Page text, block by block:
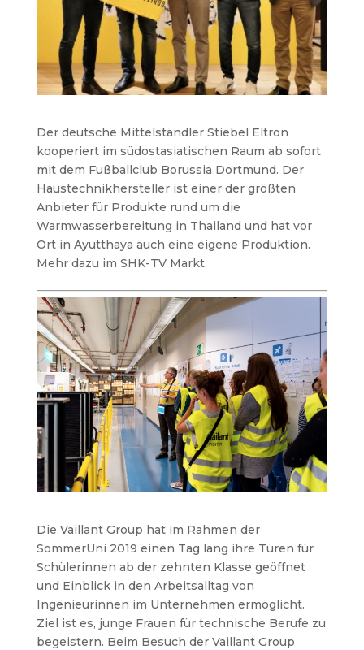
Der deutsche Mittelständler Stiebel Eltron
kooperiert im südostasiatischen Raum ab sofort
mit dem Fußballclub Borussia Dortmund. Der
Haustechnikhersteller ist einer der größten
Anbieter für Produkte rund um die
Warmwasserbereitung in Thailand und hat vor
Ort in Ayutthaya auch eine eigene Produktion.
Mehr dazu im SHK-TV Markt.
Die Vaillant Group hat im Rahmen der
SommerUni 2019 einen Tag lang ihre Türen für
Schülerinnen ab der zehnten Klasse geöffnet
und Einblick in den Arbeitsalltag von
Ingenieurinnen im Unternehmen ermöglicht.
Ziel ist es, junge Frauen für technische Berufe zu
begeistern. Beim Besuch der Vaillant Group